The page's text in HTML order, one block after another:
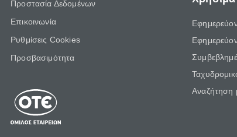
Προστασία Δεδομένων
Επικοινωνία
Ρυθμίσεις Cookies
Προσβασιμότητα
Αναζήτηση